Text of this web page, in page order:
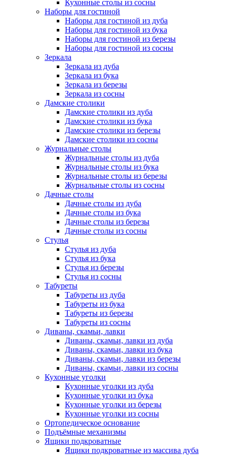
Кухонные столы из сосны
Наборы для гостиной
Наборы для гостиной из дуба
Наборы для гостиной из бука
Наборы для гостиной из березы
Наборы для гостиной из сосны
Зеркала
Зеркала из дуба
Зеркала из бука
Зеркала из березы
Зеркала из сосны
Дамские столики
Дамские столики из дуба
Дамские столики из бука
Дамские столики из березы
Дамские столики из сосны
Журнальные столы
Журнальные столы из дуба
Журнальные столы из бука
Журнальные столы из березы
Журнальные столы из сосны
Дачные столы
Дачные столы из дуба
Дачные столы из бука
Дачные столы из березы
Дачные столы из сосны
Стулья
Стулья из дуба
Стулья из бука
Стулья из березы
Стулья из сосны
Табуреты
Табуреты из дуба
Табуреты из бука
Табуреты из березы
Табуреты из сосны
Диваны, скамьи, лавки
Диваны, скамьи, лавки из дуба
Диваны, скамьи, лавки из бука
Диваны, скамьи, лавки из березы
Диваны, скамьи, лавки из сосны
Кухонные уголки
Кухонные уголки из дуба
Кухонные уголки из бука
Кухонные уголки из березы
Кухонные уголки из сосны
Ортопедическое основание
Подъёмные механизмы
Ящики подкроватные
Ящики подкроватные из массива дуба